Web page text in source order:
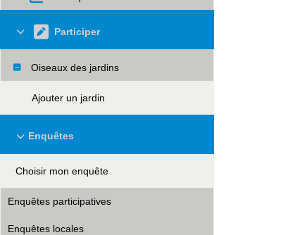
Participer
Oiseaux des jardins
Ajouter un jardin
Enquêtes
Choisir mon enquête
Enquêtes participatives
Enquêtes locales